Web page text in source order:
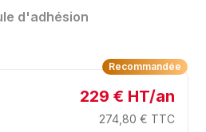
d'adhésion
Recommandée
229 € HT/an
274,80 € TTC